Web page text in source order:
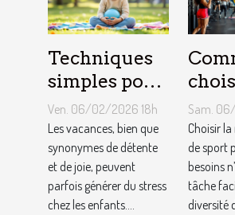
Techniques
simples pour
gérer le
stress chez
les enfants
pendant les
vacances
Ven. 06/02/2026 18h
Les vacances, bien que
synonymes de détente
et de joie, peuvent
parfois générer du stress
chez les enfants....
salle
pour
Sam.
Choisir
de sport
besoins
tâche
diversité